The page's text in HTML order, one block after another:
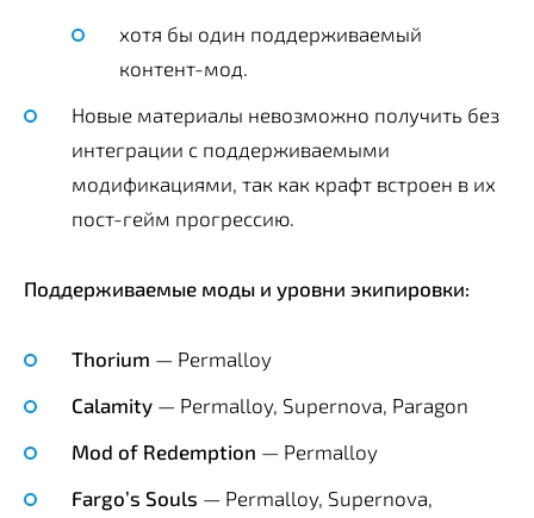
хотя бы один поддерживаемый
контент-мод.
Новые материалы невозможно получить без
интеграции с поддерживаемыми
модификациями, так как крафт встроен в их
пост-гейм прогрессию.
Поддерживаемые моды и уровни экипировки:
Thorium — Permalloy
Calamity — Permalloy, Supernova, Paragon
Mod of Redemption — Permalloy
Fargo’s Souls — Permalloy, Supernova,